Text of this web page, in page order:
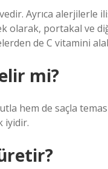
Ayrıca
olarak, portakal ve
de C vitamini
mi?
hem de saçla
iyidir.